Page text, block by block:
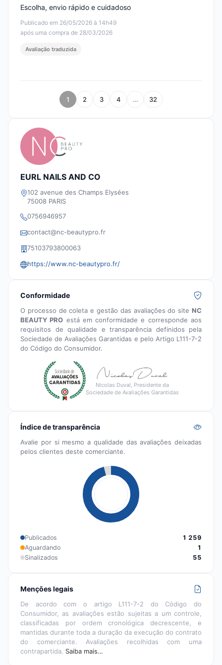
Publicado em 26/05/2026 à 14h49
após uma compra de 28/03/2026
Escolha, envio rápido e cuidadoso
Avaliação traduzida
1 2 3 4 … 32
EURL NAILS AND CO
102 avenue des Champs Elysées
75008 PARIS
0756946957
contact@nc-beautypro.fr
75103793800063
https://www.nc-beautypro.fr/
Conformidade
O processo de coleta e gestão das avaliações do site NC
BEAUTY PRO está em conformidade e corresponde aos
requisitos de qualidade e transparência definidos pela
Sociedade de Avaliações Garantidas e pelo Artigo L111-7-2
do Código do Consumidor.
Nicolas Duval, Presidente da
Sociedade de Avaliações Garantidas
Índice de transparência
Avalie por si mesmo a qualidade das avaliações deixadas
pelos clientes deste comerciante.
Publicados
1 259
Aguardando
1
Sinalizados
55
Menções legais
De acordo com o artigo L111-7-2 do Código do
Consumidor, as avaliações estão sujeitas a um controle,
classificadas por ordem cronológica decrescente, e
mantidas durante toda a duração da execução do contrato
do comerciante. Avaliações recolhidas com uma
contrapartida. Saiba mais…